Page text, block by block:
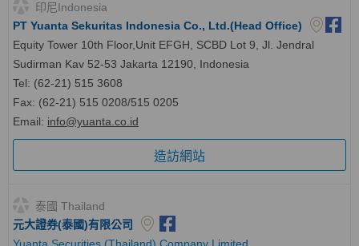
造訪網站
印尼Indonesia
PT Yuanta Sekuritas Indonesia Co., Ltd.(Head Office)
Equity Tower 10th Floor,Unit EFGH, SCBD Lot 9, Jl. Jendral
Sudirman Kav 52-53 Jakarta 12190, Indonesia
Tel: (62-21) 515 3608
Fax: (62-21) 515 0208/515 0205
Email: info@yuanta.co.id
泰國 Thailand
元大證券(泰國)有限公司